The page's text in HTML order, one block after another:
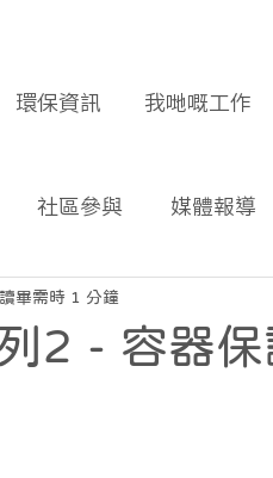
環保資訊 我哋嘅工作
社區參與 媒體報導
環保新聞回顧
2 - 容器保
讀畢需時 1 分鐘